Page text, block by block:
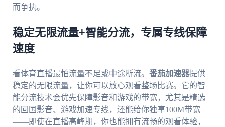
而争执。
稳定无限流量+智能分流，专属专线保障
速度
看体育直播最怕流量不足或中途断流。 番茄加速器提供
稳定的无限流量，让你可以放心观看整场比赛。它的智
能分流技术会优先保障影音和游戏的带宽，尤其是精选
的回国影音、游戏加速专线，还能给你独享100M带宽
——即使在直播高峰期，你也能拥有流畅的观看体验，